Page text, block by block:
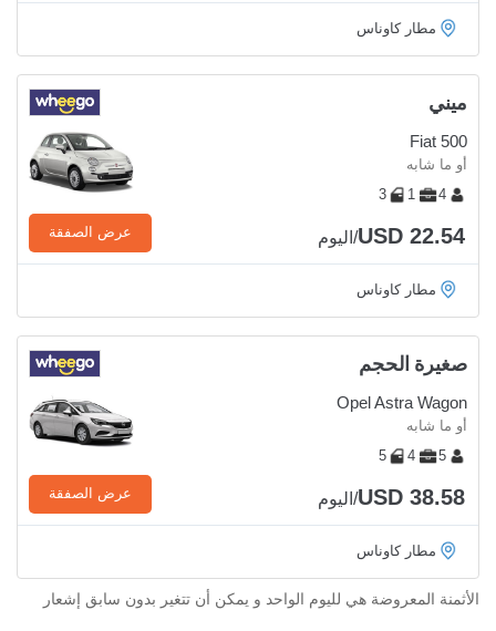
مطار كاوناس
ميني
Fiat 500
أو ما شابه
4
1
3
USD 22.54/اليوم عرض الصفقة
مطار كاوناس
صغيرة الحجم
Opel Astra Wagon
أو ما شابه
5
4
5
USD 38.58/اليوم عرض الصفقة
مطار كاوناس
الأثمنة المعروضة هي لليوم الواحد و يمكن أن تتغير بدون سابق إشعار